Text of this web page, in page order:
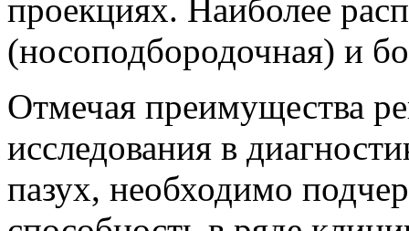
проекциях. Наиболее
(носоподбородочная) и
Отмечая преимущества
исследования в
пазух, необходимо